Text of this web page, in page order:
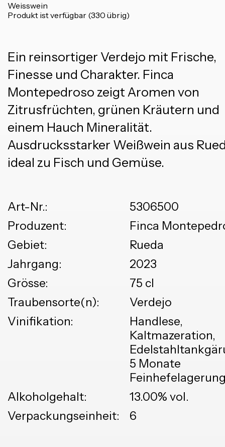
Weisswein
Produkt ist verfügbar (330 übrig)
Ein reinsortiger Verdejo mit Frische,
Finesse und Charakter. Finca
Montepedroso zeigt Aromen von
Zitrusfrüchten, grünen Kräutern und
einem Hauch Mineralität.
Ausdrucksstarker Weißwein aus
ideal zu Fisch und Gemüse.
Art-Nr.:
5306500
Produzent:
Finca
Gebiet:
Rueda
Jahrgang:
2023
Grösse:
75 cl
Traubensorte(n):
Verdejo
Vinifikation:
Handlese,
Kaltmazeration,
5 Monate
Alkoholgehalt:
13.00% vol.
Verpackungseinheit:
6